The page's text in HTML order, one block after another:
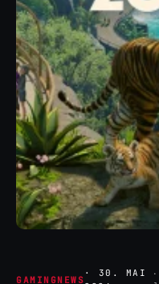
GAMINGNEWS
· 30. MAI